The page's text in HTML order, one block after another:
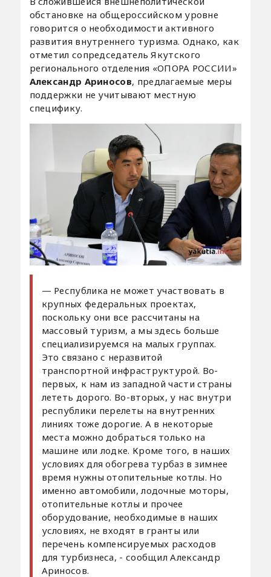
обстановке на общероссийском уровне
говорится о необходимости активного
развития внутреннего туризма. Однако, как
отметил сопредседатель Якутского
регионального отделения «ОПОРА РОССИИ»
Александр Ариносов, предлагаемые меры
поддержки не учитывают местную
специфику.
— Республика не может участвовать в
крупных федеральных проектах,
поскольку они все рассчитаны на
массовый туризм, а мы здесь больше
специализируемся на малых группах.
Это связано с неразвитой
транспортной инфраструктурой. Во-
первых, к нам из западной части страны
лететь дорого. Во-вторых, у нас внутри
республики перелеты на внутренних
линиях тоже дорогие. А в некоторые
места можно добраться только на
машине или лодке. Кроме того, в наших
условиях для обогрева турбаз в зимнее
время нужны отопительные котлы. Но
именно автомобили, лодочные моторы,
отопительные котлы и прочее
оборудование, необходимые в наших
условиях, не входят в гранты или
перечень компенсируемых расходов
для турбизнеса, - сообщил Александр
Ариносов.